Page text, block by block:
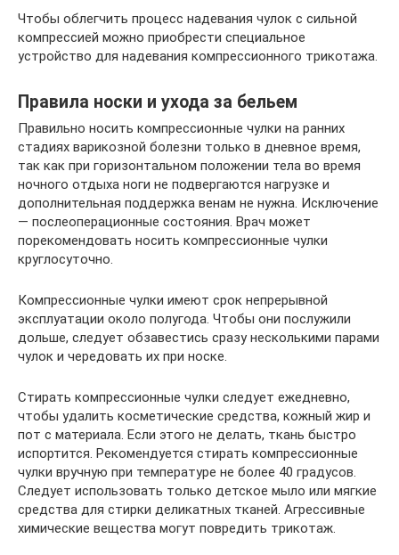
Чтобы облегчить процесс надевания чулок с сильной
компрессией можно приобрести специальное
устройство для надевания компрессионного трикотажа.
Правила носки и ухода за бельем
Правильно носить компрессионные чулки на ранних
стадиях варикозной болезни только в дневное время,
так как при горизонтальном положении тела во время
ночного отдыха ноги не подвергаются нагрузке и
дополнительная поддержка венам не нужна. Исключение
— послеоперационные состояния. Врач может
порекомендовать носить компрессионные чулки
круглосуточно.
Компрессионные чулки имеют срок непрерывной
эксплуатации около полугода. Чтобы они послужили
дольше, следует обзавестись сразу несколькими парами
чулок и чередовать их при носке.
Стирать компрессионные чулки следует ежедневно,
чтобы удалить косметические средства, кожный жир и
пот с материала. Если этого не делать, ткань быстро
испортится. Рекомендуется стирать компрессионные
чулки вручную при температуре не более 40 градусов.
Следует использовать только детское мыло или мягкие
средства для стирки деликатных тканей. Агрессивные
химические вещества могут повредить трикотаж.